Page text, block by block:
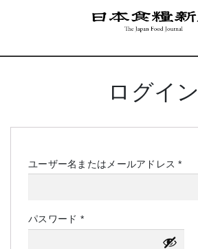
ログイン
ユーザー名またはメールアドレス*必
パスワード *必
須